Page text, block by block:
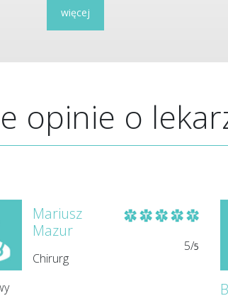
więcej
opinie o
Mariusz
Mazur
Chirurg
5/5